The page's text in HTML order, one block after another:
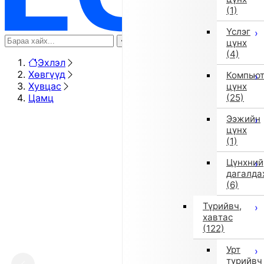
(1)
Үслэг
цүнх
(4)
цүнх
(25)
Ээжийн
цүнх
(1)
Цүнхний
(6)
Түрийвч,
хавтас
(122)
Урт
түрийвч
Эхлэл
Хөвгүүд
Хувцас
Цамц